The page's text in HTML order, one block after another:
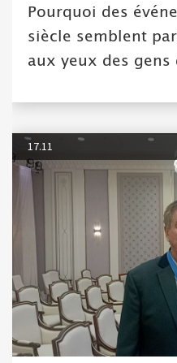
Pourquoi des
siècle semblent
aux yeux des gens
17.11